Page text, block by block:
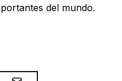
del mundo.